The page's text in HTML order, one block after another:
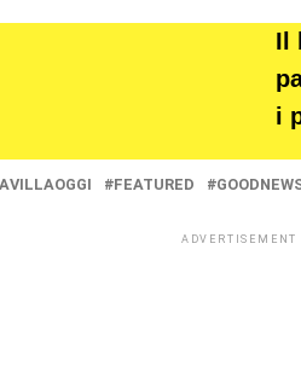
Il
i
FEATURED
ADVERTISEMENT